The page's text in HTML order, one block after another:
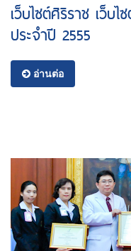
เว็บไซต์ศิริราช เว็บ
ประจำปี 2555
อ่านต่อ